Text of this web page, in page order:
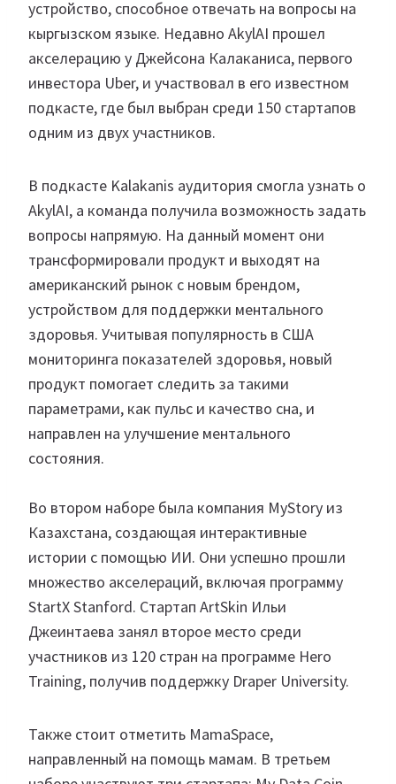
устройство, способное отвечать на вопросы на
кыргызском языке. Недавно AkylAI прошел
акселерацию у Джейсона Калаканиса, первого
инвестора Uber, и участвовал в его известном
подкасте, где был выбран среди 150 стартапов
одним из двух участников.
В подкасте Kalakanis аудитория смогла узнать о
AkylAI, а команда получила возможность задать
вопросы напрямую. На данный момент они
трансформировали продукт и выходят на
американский рынок с новым брендом,
устройством для поддержки ментального
здоровья. Учитывая популярность в США
мониторинга показателей здоровья, новый
продукт помогает следить за такими
параметрами, как пульс и качество сна, и
направлен на улучшение ментального
состояния.
Во втором наборе была компания MyStory из
Казахстана, создающая интерактивные
истории с помощью ИИ. Они успешно прошли
множество акселераций, включая программу
StartX Stanford. Стартап ArtSkin Ильи
Джеинтаева занял второе место среди
участников из 120 стран на программе Hero
Training, получив поддержку Draper University.
Также стоит отметить MamaSpace,
направленный на помощь мамам. В третьем